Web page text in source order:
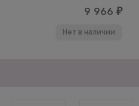
9 966 ₽
Нет в наличии